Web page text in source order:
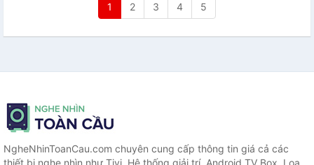
1 2 3 4 5
NgheNhinToanCau.com chuyên cung cấp thông tin giá cả các
thiết bị nghe nhìn như Tivi, Hệ thống giải trí, Android TV Box, Loa,